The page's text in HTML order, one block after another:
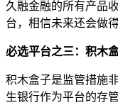
久融金融的所有产品
台，相信未来还会做得
必选平台之三：积木
积木盒子是监管措施
生银行作为平台的存